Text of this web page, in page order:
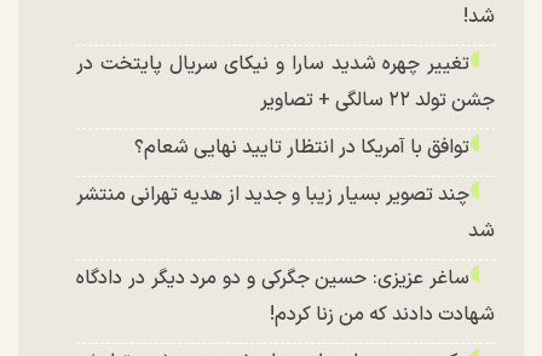
شد!
تغییر چهره شدید سارا و نیکای سریال پایتخت در
جشن تولد ۲۲ سالگی + تصاویر
توافق با آمریکا در انتظار تایید نهایی شعام؟
چند تصویر بسیار زیبا و جدید از هدیه تهرانی منتشر
شد
ساغر عزیزی: حسین جگرکی و دو مرد دیگر در دادگاه
شهادت دادند که من زنا کردم!